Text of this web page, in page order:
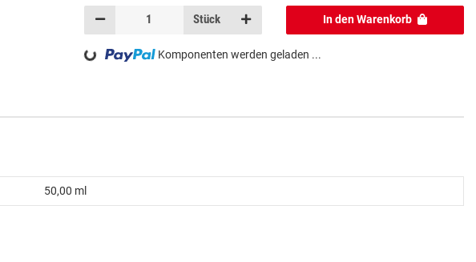
Stück In den Warenkorb
Loading... Komponenten werden geladen ...
50,00 ml